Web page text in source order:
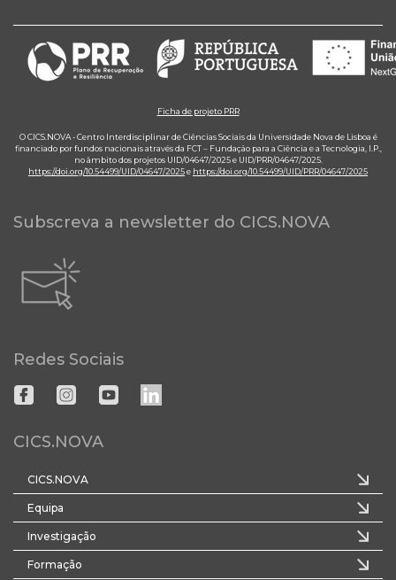
Ficha de projeto PRR
O CICS.NOVA - Centro Interdisciplinar de Ciências Sociais da Universidade Nova de Lisboa é
financiado por fundos nacionais através da FCT – Fundação para a Ciência e a Tecnologia, I.P.,
no âmbito dos projetos UID/04647/2025 e UID/PRR/04647/2025.
https://doi.org/10.54499/UID/04647/2025e https://doi.org/10.54499/UID/PRR/04647/2025
Subscreva a newsletter do CICS.NOVA
Redes Sociais
CICS.NOVA
CICS.NOVA
Equipa
Investigação
Formação